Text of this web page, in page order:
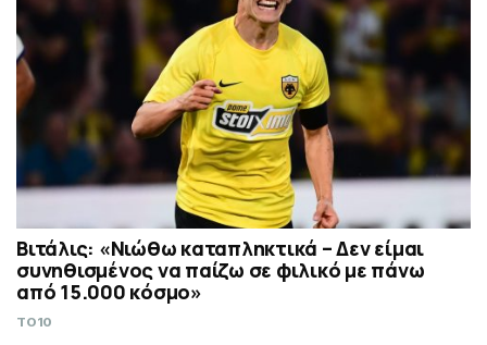
Βιτάλις: «Νιώθω καταπληκτικά – Δεν είμαι
συνηθισμένος να παίζω σε φιλικό με πάνω
από 15.000 κόσμο»
TO10